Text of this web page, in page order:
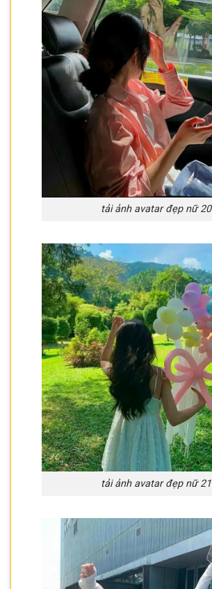
tải ảnh avatar đẹp nữ 20
tải ảnh avatar đẹp nữ 21